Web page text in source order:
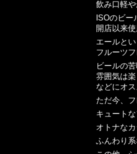
飲み口軽や
ISOのビ
開店以来
エールと
フルーツ
ビールの
雰囲気は
などにオス
ただ今、フ
キュート
オトナな
ふんわり